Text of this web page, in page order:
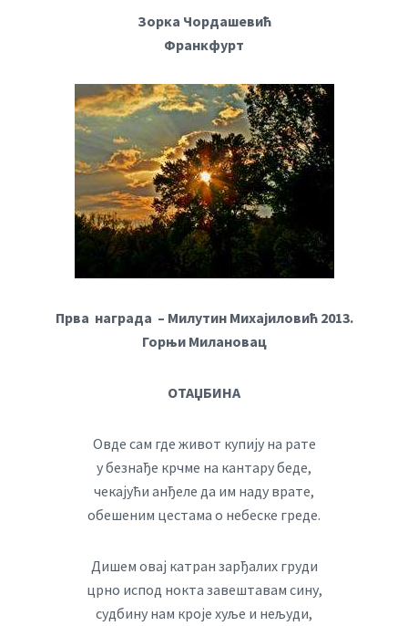
Зорка Чордашевић
Франкфурт
Прва награда – Милутин Михајиловић 2013.
Горњи Милановац
ОТАЏБИНА
Овде сам где живот купију на рате
у безнађе крчме на кантару беде,
чекајући анђеле да им наду врате,
обешеним цестама о небеске греде.
Дишем овај катран зарђалих груди
црно испод нокта завештавам сину,
судбину нам кроје хуље и нељуди,